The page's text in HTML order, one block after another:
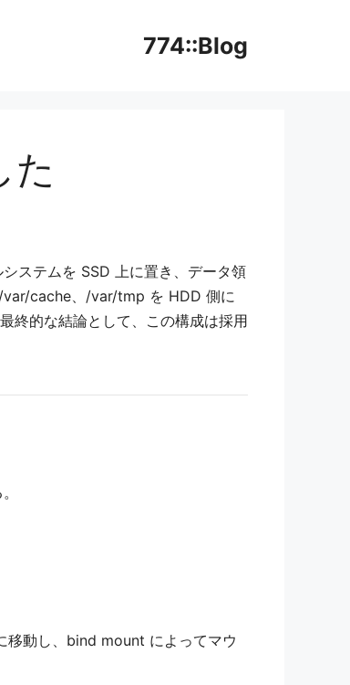
774::Blog
た
ステムを SSD 上に置き、データ領
var/cache、/var/tmp を HDD 側に
終的な結論として、この構成は採用
動し、bind mount によってマウ